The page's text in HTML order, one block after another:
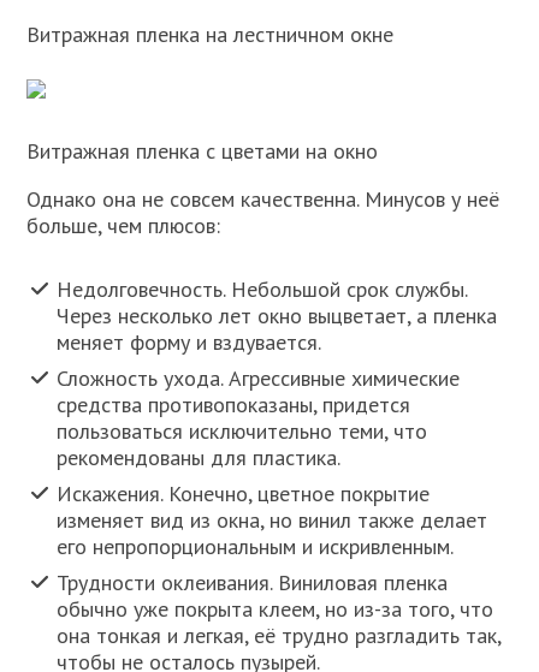
Витражная пленка на лестничном окне
Витражная пленка с цветами на окно
Однако она не совсем качественна. Минусов у неё
больше, чем плюсов:
Недолговечность. Небольшой срок службы.
Через несколько лет окно выцветает, а пленка
меняет форму и вздувается.
Сложность ухода. Агрессивные химические
средства противопоказаны, придется
пользоваться исключительно теми, что
рекомендованы для пластика.
Искажения. Конечно, цветное покрытие
изменяет вид из окна, но винил также делает
его непропорциональным и искривленным.
Трудности оклеивания. Виниловая пленка
обычно уже покрыта клеем, но из-за того, что
она тонкая и легкая, её трудно разгладить так,
чтобы не осталось пузырей.